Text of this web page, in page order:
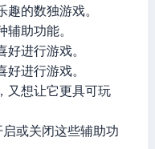
的数独游戏。
助功能。
进行游戏。
进行游戏。
又想让它更具可玩
或关闭这些辅助功